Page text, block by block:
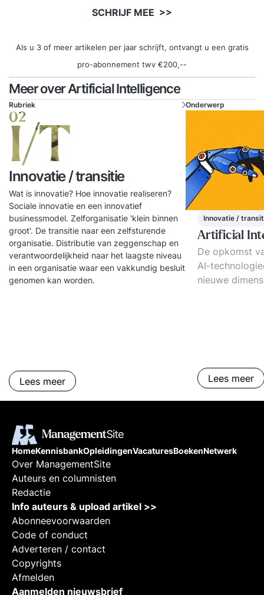
SCHRIJF MEE >>
Als u 3 of meer artikelen per jaar schrijft, ontvangt u een gratis
pro-abonnement twv €200,--
Meer over Artificial Intelligence
Rubriek
02
I/T
Innovatie / transitie
Wat is innovatie? Hoe innovatie realiseren?
Sociale innovatie en een innovatief
businessmodel. Zelforganisatie 'klein binnen
groot'. De transitie naar een zelfsturende
organisatie. Distributie van zeggenschap en
verantwoordelijkheid naar het laagste niveau
in een organisatie waar een vakkundig besluit
genomen kan worden.
Lees meer
Onderwerp
Innovatie /
Artificial
De opkomst
AI-
nieuwe
door OpenAI. Deze kennisbank-
effecten op
Lees meer
HomeKennisbankOpleidingenVacaturesBoekenNetwerk
Over ManagementSite
Auteurs en columnisten
Redactie
Info auteurs & upload artikel >>
Abonneevoorwaarden
Code of conduct
Adverteren / contact
Copyrights
Afmelden
Aanmelden nieuwsbrief